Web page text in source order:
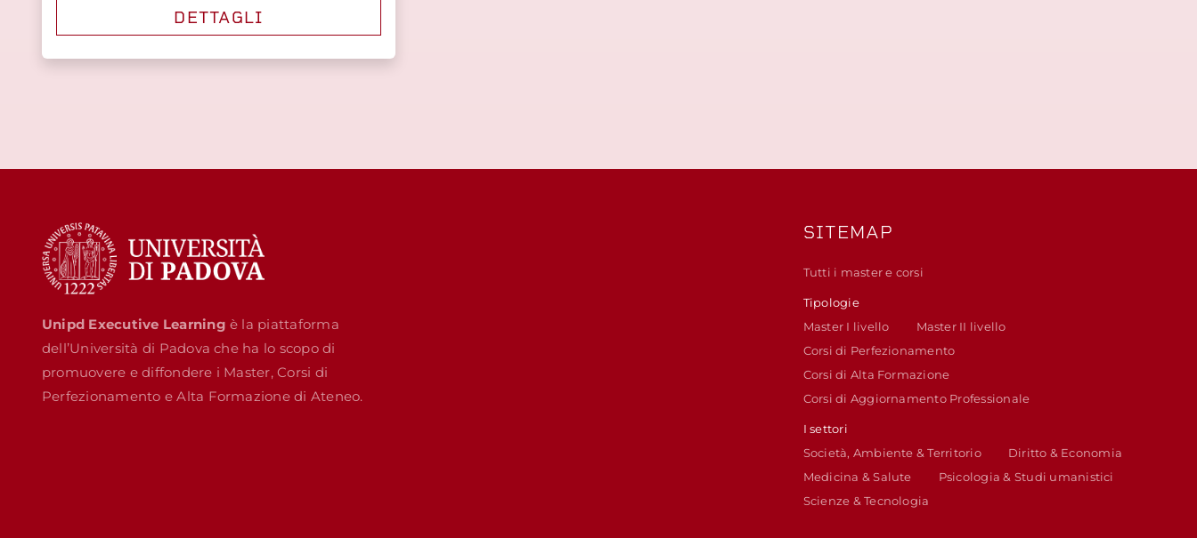
DETTAGLI
Unipd Executive Learning è la piattaforma
dell’Università di Padova che ha lo scopo di
promuovere e diffondere i Master, Corsi di
Perfezionamento e Alta Formazione di Ateneo.
SITEMAP
Tutti i master e corsi
Tipologie
Master I livello
Master II livello
Corsi di Perfezionamento
Corsi di Alta Formazione
Corsi di Aggiornamento Professionale
I settori
Società, Ambiente & Territorio
Diritto & Economia
Medicina & Salute
Psicologia & Studi umanistici
Scienze & Tecnologia